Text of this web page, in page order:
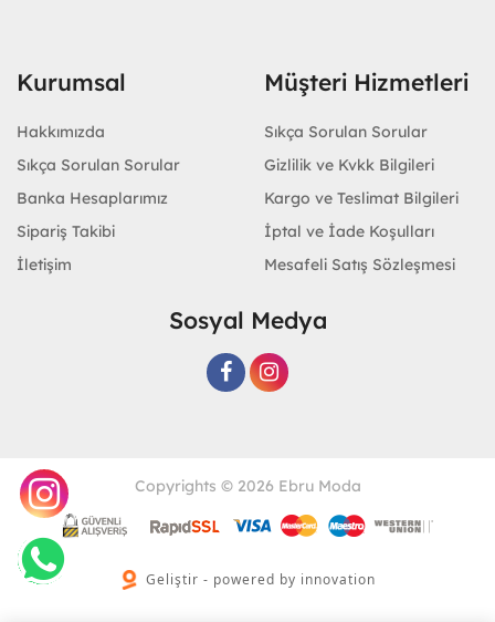
Kurumsal
Hakkımızda
Sıkça Sorulan Sorular
Banka Hesaplarımız
Sipariş Takibi
İletişim
Müşteri Hizmetleri
Sıkça Sorulan Sorular
Gizlilik ve Kvkk Bilgileri
Kargo ve Teslimat Bilgileri
İptal ve İade Koşulları
Mesafeli Satış Sözleşmesi
Sosyal Medya
Copyrights © 2026 Ebru Moda
Geliştir - powered by innovation